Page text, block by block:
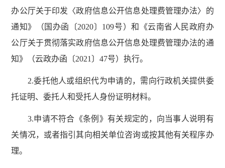
办公厅关于印发〈政府信息公开信息处理费管理办法〉的
通知》（国办函〔2020〕109号）和《云南省人民政府办
公厅关于贯彻落实政府信息公开信息处理费管理办法的通
知》（云政办函〔2021〕47号）执行。
2.委托他人或组织代为申请的，需向行政机关提供委
托证明、委托人和受托人身份证明材料。
3.申请不符合《条例》有关规定的，向当事人说明有
关情况，或者指引其向相关单位咨询或按其他有关程序办
理。